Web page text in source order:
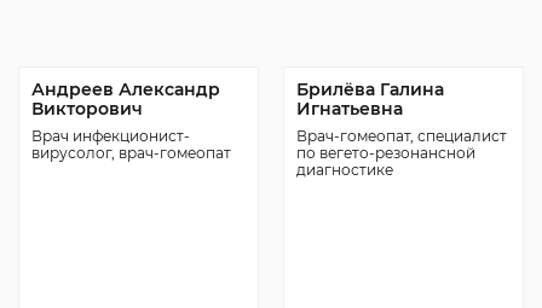
Андреев Александр
Викторович
Врач инфекционист-
вирусолог, врач-гомеопат
Брилёва Галина
Игнатьевна
Врач-гомеопат, специалист
по вегето-резонансной
диагностике